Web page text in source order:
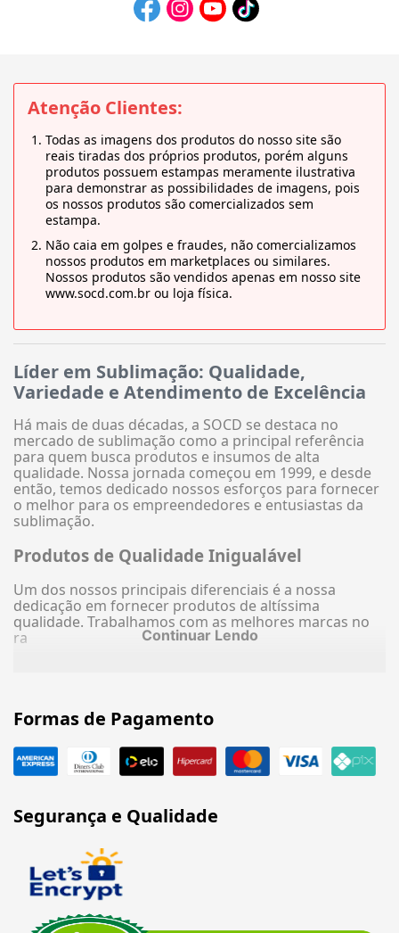
Atenção Clientes:
Todas as imagens dos produtos do nosso site são
reais tiradas dos próprios produtos, porém alguns
produtos possuem estampas meramente ilustrativa
para demonstrar as possibilidades de imagens, pois
os nossos produtos são comercializados sem
estampa.
Não caia em golpes e fraudes, não comercializamos
nossos produtos em marketplaces ou similares.
Nossos produtos são vendidos apenas em nosso site
www.socd.com.br ou loja física.
Líder em Sublimação: Qualidade,
Variedade e Atendimento de Excelência
Há mais de duas décadas, a SOCD se destaca no
mercado de sublimação como a principal referência
para quem busca produtos e insumos de alta
qualidade. Nossa jornada começou em 1999, e desde
então, temos dedicado nossos esforços para fornecer
o melhor para os empreendedores e entusiastas da
sublimação.
Produtos de Qualidade Inigualável
Um dos nossos principais diferenciais é a nossa
dedicação em fornecer produtos de altíssima
qualidade. Trabalhamos com as melhores marcas no
ra
Continuar Lendo
Formas de Pagamento
Segurança e Qualidade